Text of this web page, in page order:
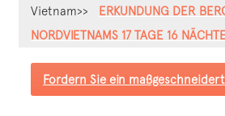
Vietnam>>
ERKUNDUNG DER
NORDVIETNAMS 17 TAGE 16 NÄCHTE
Fordern Sie ein